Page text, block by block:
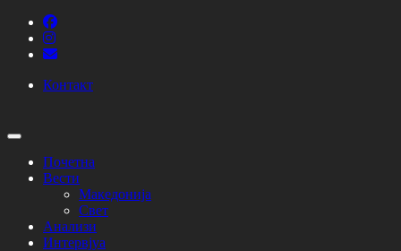
Контакт
Почетна
Вести
Македонија
Свет
Анализи
Интервјуа